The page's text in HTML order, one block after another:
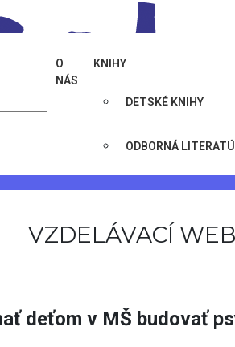
ako-pomahat-detom-zvladat-narocne-
O
NÁS
KNIHY
DETSKÉ KNIHY
ODBORNÁ
VZDELÁVACÍ
deťom v MŠ budovať